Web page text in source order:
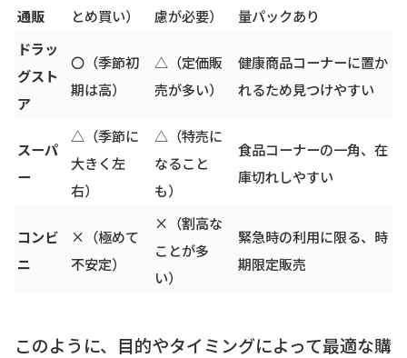
通販
とめ買い）
慮が必要）
量パックあり
ドラッ
グスト
ア
〇（季節初
期は高）
△（定価販
売が多い）
健康商品コーナーに置か
れるため見つけやすい
スーパ
ー
△（季節に
大きく左
右）
△（特売に
なること
も）
食品コーナーの一角、在
庫切れしやすい
コンビ
ニ
×（極めて
不安定）
×（割高な
ことが多
い）
緊急時の利用に限る、時
期限定販売
このように、目的やタイミングによって最適な購